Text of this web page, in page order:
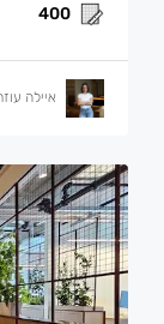
400
איילה